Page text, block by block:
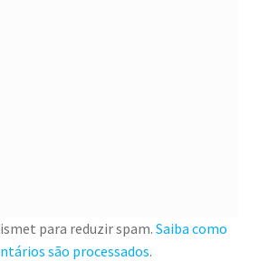
para reduzir spam. Saiba como
são processados.